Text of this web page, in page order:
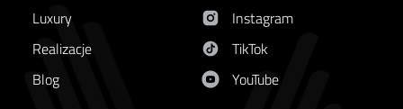
Luxury
Realizacje
Blog
Instagram
TikTok
YouTube